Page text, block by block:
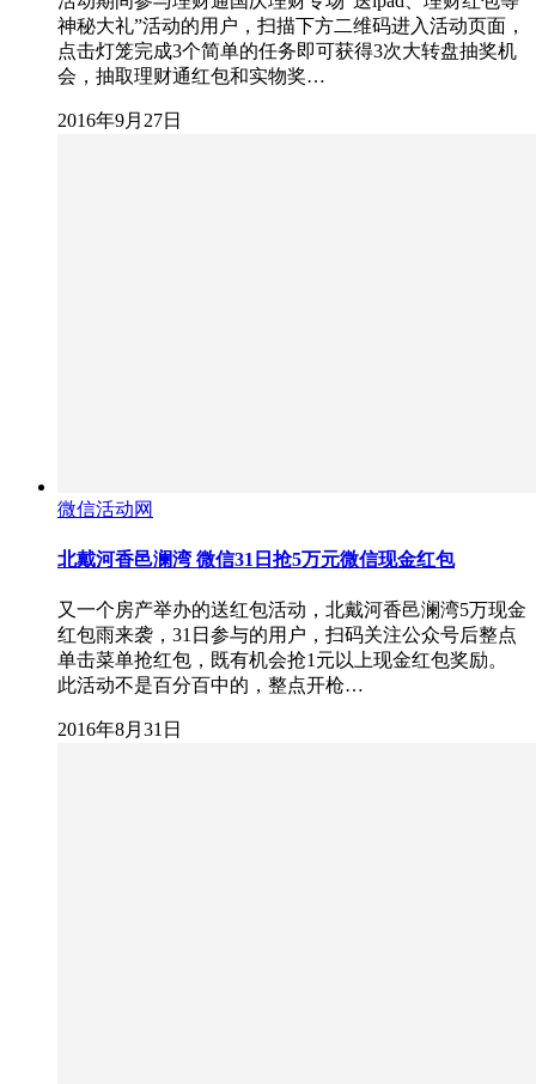
神秘大礼”活动的用户，扫描下方二维码进入活动页面，
点击灯笼完成3个简单的任务即可获得3次大转盘抽奖机
会，抽取理财通红包和实物奖…
2016年9月27日
微信活动网
北戴河香邑澜湾 微信31日抢5万元微信现金红包
又一个房产举办的送红包活动，北戴河香邑澜湾5万现金
红包雨来袭，31日参与的用户，扫码关注公众号后整点
单击菜单抢红包，既有机会抢1元以上现金红包奖励。
此活动不是百分百中的，整点开枪…
2016年8月31日